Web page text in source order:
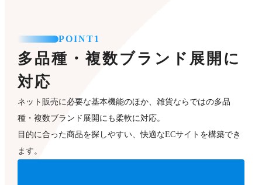
POINT1
多品種・複数ブランド展開に
対応
ネット販売に必要な基本機能のほか、雑貨ならではの多品
種・複数ブランド展開にも柔軟に対応。
目的に合った商品を探しやすい、快適なECサイトを構築でき
ます。